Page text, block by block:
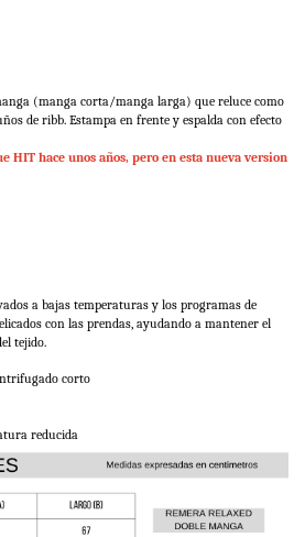
(manga corta/manga larga) que reluce como
de ribb. Estampa en frente y espalda con efecto
HIT hace unos años, pero en esta nueva version
a bajas temperaturas y los programas de
con las prendas, ayudando a mantener el
tejido.
corto
reducida